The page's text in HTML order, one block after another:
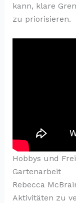
kann, klare
zu priorisieren.
Hobbys und
Gartenarbeit
Rebecca
Aktivitäten zu